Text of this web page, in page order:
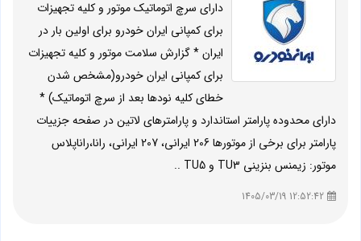
دارای سرچ اتوماتیک موتور و کلیه تجهیزات
برای کمپانی ایران خودرو برای اولین بار در
ایران * گزارش سلامت موتور و کلیه تجهیزات
برای کمپانی ایران خودرو(مشخص شدن
خطای کلیه نودها بعد از سرچ اتوماتیک) *
دارای محدوده پارامتر استاندارد و پارامترهای لاتین در صفحه جزییات
پارامتر برای برخی از موتورها 206 ایرانی، 207 ایرانی، رانا،راناپلاس
موتور: زیمنس بنزینی TU3 و TU5 ..